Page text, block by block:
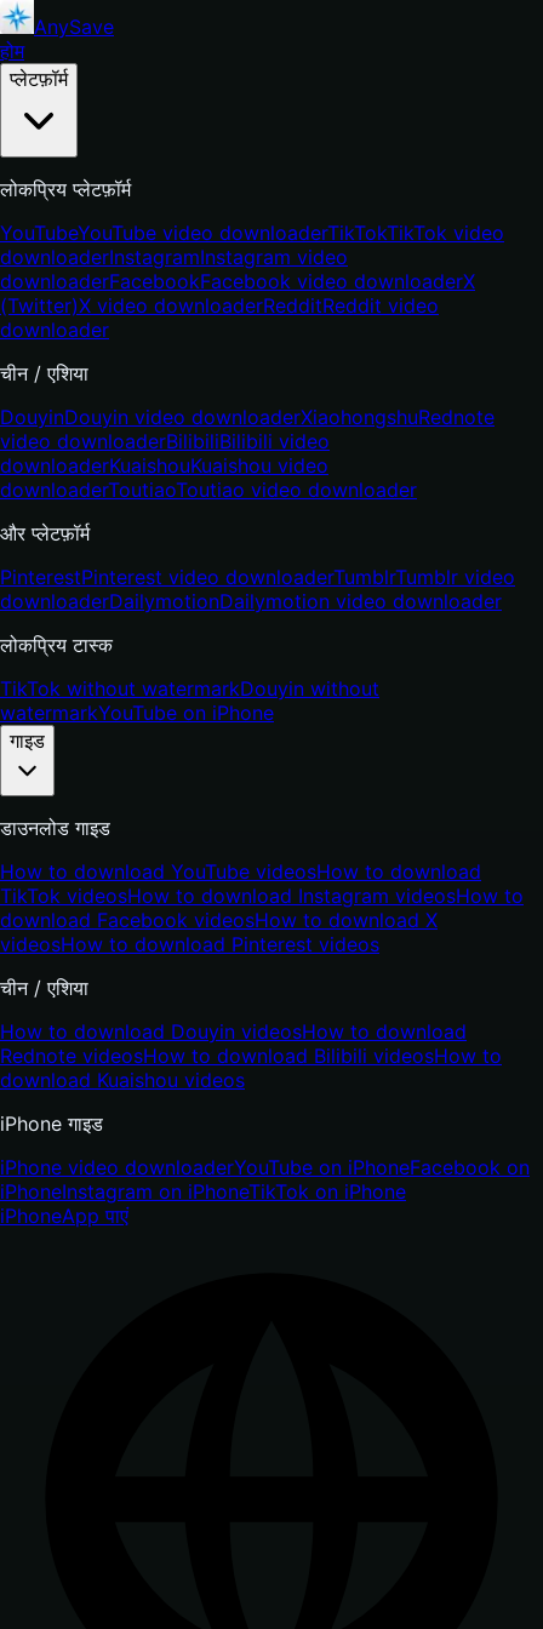
AnySave
होम
प्लेटफ़ॉर्म
लोकप्रिय प्लेटफ़ॉर्म
YouTubeYouTube video downloaderTikTokTikTok video
downloaderInstagramInstagram video
downloaderFacebookFacebook video downloaderX
(Twitter)X video downloaderRedditReddit video
downloader
चीन / एशिया
DouyinDouyin video downloaderXiaohongshuRednote
video downloaderBilibiliBilibili video
downloaderKuaishouKuaishou video
downloaderToutiaoToutiao video downloader
और प्लेटफ़ॉर्म
PinterestPinterest video downloaderTumblrTumblr video
downloaderDailymotionDailymotion video downloader
लोकप्रिय टास्क
TikTok without watermarkDouyin without
watermarkYouTube on iPhone
गाइड
डाउनलोड गाइड
How to download YouTube videosHow to download
TikTok videosHow to download Instagram videosHow to
download Facebook videosHow to download X
videosHow to download Pinterest videos
चीन / एशिया
How to download Douyin videosHow to download
Rednote videosHow to download Bilibili videosHow to
download Kuaishou videos
iPhone गाइड
iPhone video downloaderYouTube on iPhoneFacebook on
iPhoneInstagram on iPhoneTikTok on iPhone
iPhoneApp पाएं